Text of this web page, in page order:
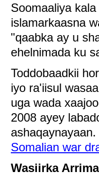
Soomaaliya
islamarkaasna
"qaabka ay u
ehelnimada ku
Toddobaadkii
iyo ra'iisul
uga wada
2008 ayey
Somalian war
Wasiirka